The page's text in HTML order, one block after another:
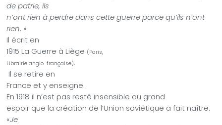
de patrie, ils
n’ont rien à perdre dans cette guerre parce qu’ils n’ont
rien. »
Il écrit en
1915 La Guerre à Liège (Paris,
Librairie anglo-française).
Il se retire en
France et y enseigne.
En 1918 il n’est pas resté insensible au grand
espoir que la création de l’Union soviétique a fait naître:
«Je